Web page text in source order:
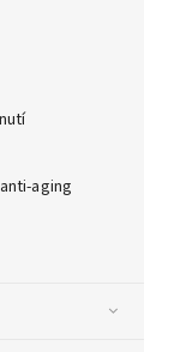
aging